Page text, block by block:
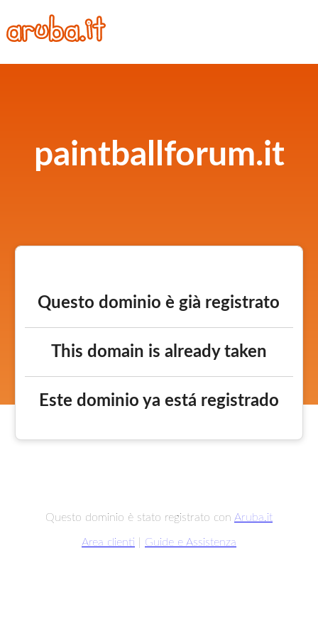
paintballforum.it
Questo dominio è già registrato
This domain is already taken
Este dominio ya está registrado
Questo dominio è stato registrato con Aruba.it
Area clienti Guide e Assistenza